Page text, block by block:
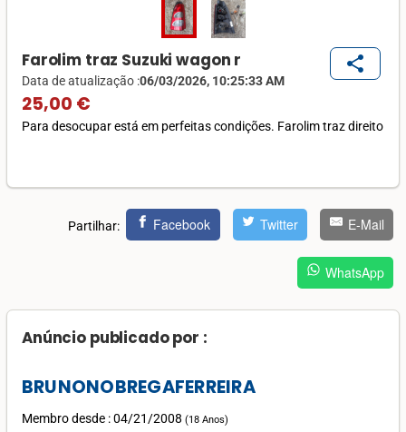
Farolim traz Suzuki wagon r
Data de atualização :06/03/2026, 10:25:33 AM
25,00 €
share
Para desocupar está em perfeitas condições. Farolim traz direito
Partilhar: Facebook Twitter E-Mail
WhatsApp
Anúncio publicado por :
BRUNONOBREGAFERREIRA
Membro desde : 04/21/2008 (18 Anos)